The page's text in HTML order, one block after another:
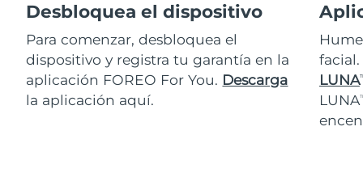
Desbloquea el dispositivo
Para comenzar, desbloquea el
dispositivo y registra tu garantía en la
aplicación FOREO For You. Descarga
la aplicación aquí.
LUNA
LUNA